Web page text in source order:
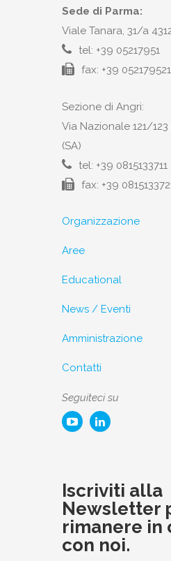
Sede di Parma:
Viale Tanara, 31/a
tel: +39 05217951
fax: +39
Sezione di Angri:
Via Nazionale 121/123
(SA)
tel: +39 0815133711
fax: +39
Organizzazione
Aree
Educational
News / Eventi
Amministrazione
Contatti
Seguiteci su
Iscriviti alla
Newsletter
rimanere in
con noi.